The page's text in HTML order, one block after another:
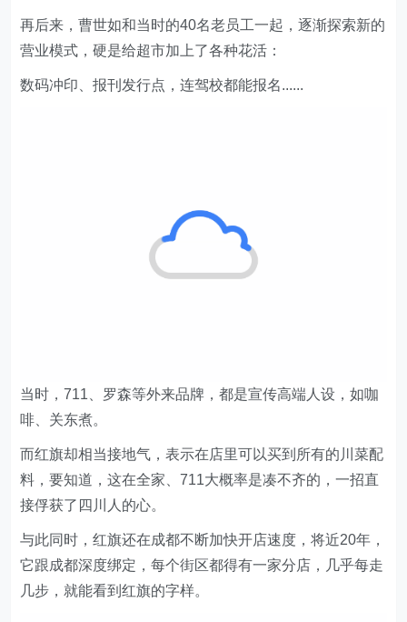
数码冲印、报刊发行点，连驾校都能报名......
而红旗却相当接地气，表示在店里可以买到所有的川菜配
料，要知道，这在全家、711大概率是凑不齐的，一招直
接俘获了四川人的心。
与此同时，红旗还在成都不断加快开店速度，将近20年，
它跟成都深度绑定，每个街区都得有一家分店，几乎每走
几步，就能看到红旗的字样。